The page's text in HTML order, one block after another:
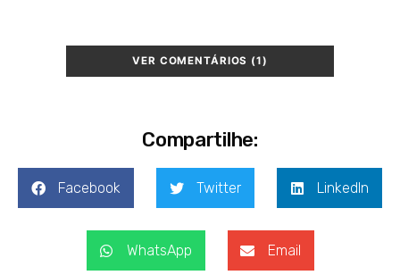
VER COMENTÁRIOS (1)
Compartilhe:
Facebook Twitter LinkedIn
WhatsApp Email